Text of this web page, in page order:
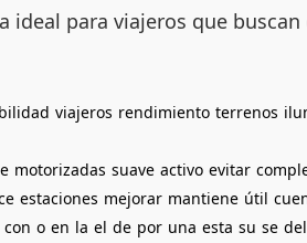
para viajeros que
viajeros rendimiento terrenos
motorizadas suave activo evitar
estaciones mejorar mantiene útil
con o en la el de por una esta su se del